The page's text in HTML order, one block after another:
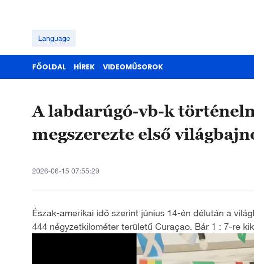
Language
FŐOLDAL HÍREK VIDEOMŰSOROK
A labdarúgó-vb-k
megszerezte első
2026-06-15 07:55:29
Észak-amerikai idő szerint június 14-én délután a
444 négyzetkilométer területű Curaçao. Bár 1 : 7-re